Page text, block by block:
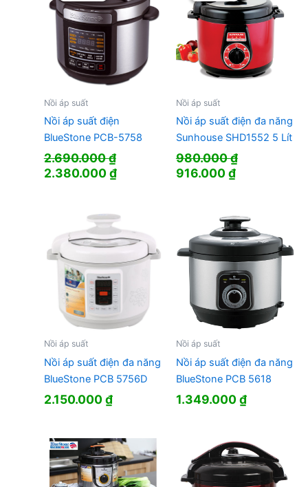
Nồi áp suất
Nồi áp suất điện
BlueStone PCB-5758
2.690.000₫
Giá
2.690.000 ₫.
2.380.000₫Giá
là:
2.380.000 ₫.
Nồi áp suất
Nồi áp suất điện đa năng
Sunhouse SHD1552 5 Lít
980.000₫
Giá
980.000 ₫.
916.000₫Giá
là:
916.000 ₫.
Nồi áp suất
Nồi áp suất điện đa năng
BlueStone PCB 5756D
2.150.000₫
Nồi áp suất
Nồi áp suất điện đa năng
BlueStone PCB 5618
1.349.000₫